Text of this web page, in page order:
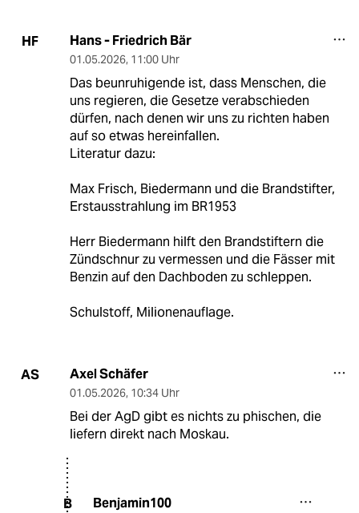
HF Hans - Friedrich Bär
01.05.2026, 11:00 Uhr
Das beunruhigende ist, dass Menschen, die
uns regieren, die Gesetze verabschieden
dürfen, nach denen wir uns zu richten haben
auf so etwas hereinfallen.
Literatur dazu:
Max Frisch, Biedermann und die Brandstifter,
Erstausstrahlung im BR1953
Herr Biedermann hilft den Brandstiftern die
Zündschnur zu vermessen und die Fässer mit
Benzin auf den Dachboden zu schleppen.
Schulstoff, Milionenauflage.
AS Axel Schäfer
01.05.2026, 10:34 Uhr
Bei der AgD gibt es nichts zu phischen, die
liefern direkt nach Moskau.
B Benjamin100